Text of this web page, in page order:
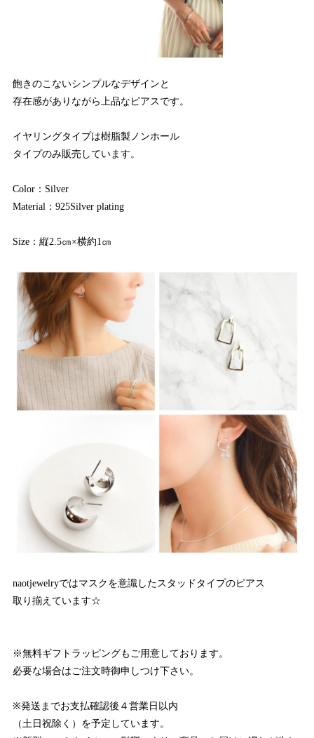
飽きのこないシンプルなデザインと
存在感がありながら上品なピアスです。
イヤリングタイプは樹脂製ノンホール
タイプのみ販売しています。
Color：Silver
Material：925Silver plating
Size：縦2.5㎝×横約1㎝
naotjewelryではマスクを意識したスタッドタイプのピアス
取り揃えています☆
※無料ギフトラッピングもご用意しております。
必要な場合はご注文時御申しつけ下さい。
※発送までお支払確認後４営業日以内
（土日祝除く）を予定しています。